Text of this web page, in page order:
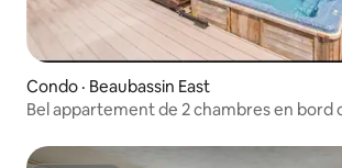
Condo · Beaubassin East
Bel appartement de 2 chambres en bord